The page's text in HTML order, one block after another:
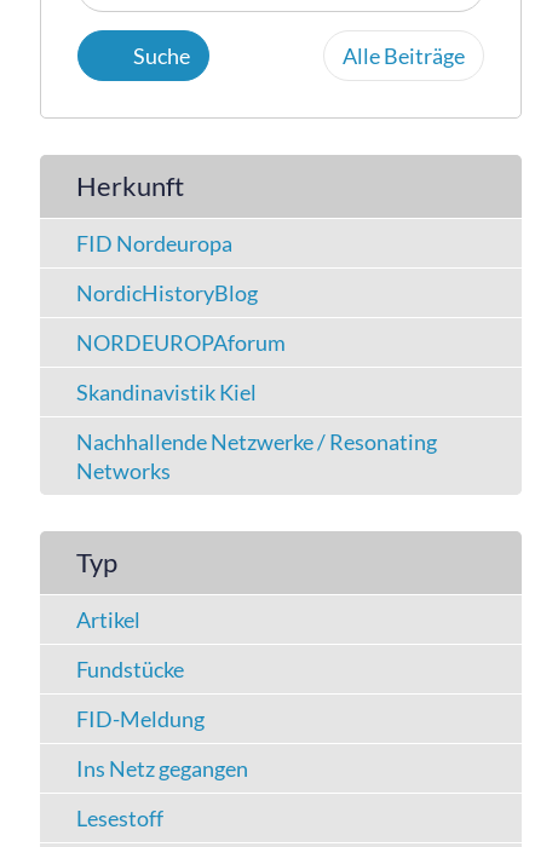
Alle Beiträge
Herkunft
FID Nordeuropa
NordicHistoryBlog
NORDEUROPAforum
Skandinavistik Kiel
Nachhallende Netzwerke / Resonating
Networks
Typ
Artikel
Fundstücke
FID-Meldung
Ins Netz gegangen
Lesestoff